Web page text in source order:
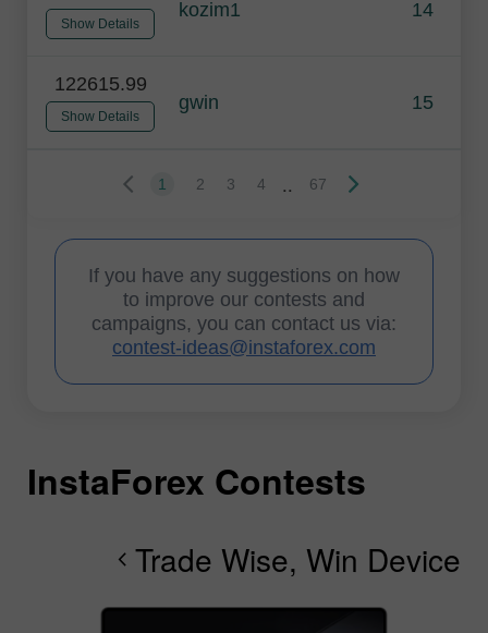
14
kozim1
Show Details
15
gwin
122615.99
Show Details
1 2 3 4 .. 67
If you have any suggestions on how
to improve our contests and
campaigns, you can contact us via:
contest-ideas@instaforex.com
InstaForex Contests
Trade Wise, Win Device
chevron_right